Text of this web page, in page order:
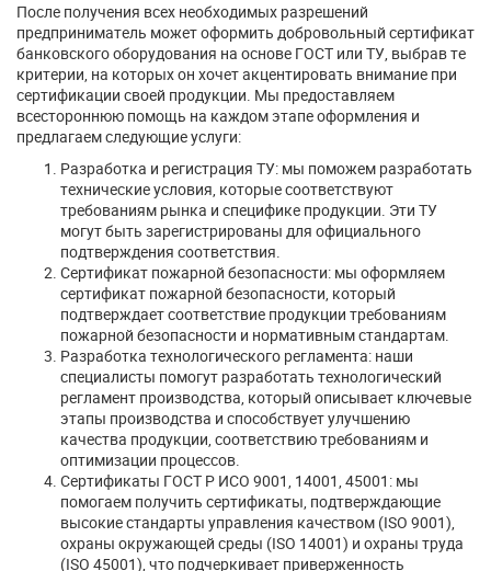
После получения всех необходимых разрешений
предприниматель может оформить добровольный сертификат
банковского оборудования на основе ГОСТ или ТУ, выбрав те
критерии, на которых он хочет акцентировать внимание при
сертификации своей продукции. Мы предоставляем
всестороннюю помощь на каждом этапе оформления и
предлагаем следующие услуги:
Разработка и регистрация ТУ: мы поможем разработать
технические условия, которые соответствуют
требованиям рынка и специфике продукции. Эти ТУ
могут быть зарегистрированы для официального
подтверждения соответствия.
Сертификат пожарной безопасности: мы оформляем
сертификат пожарной безопасности, который
подтверждает соответствие продукции требованиям
пожарной безопасности и нормативным стандартам.
Разработка технологического регламента: наши
специалисты помогут разработать технологический
регламент производства, который описывает ключевые
этапы производства и способствует улучшению
качества продукции, соответствию требованиям и
оптимизации процессов.
Сертификаты ГОСТ Р ИСО 9001, 14001, 45001: мы
помогаем получить сертификаты, подтверждающие
высокие стандарты управления качеством (ISO 9001),
охраны окружающей среды (ISO 14001) и охраны труда
(ISO 45001), что подчеркивает приверженность